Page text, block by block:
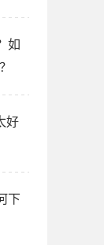
如
好
下